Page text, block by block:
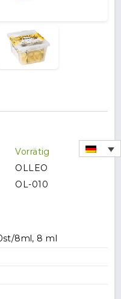
Vorrätig
OLLEO
OL-010
8ml, 8 ml